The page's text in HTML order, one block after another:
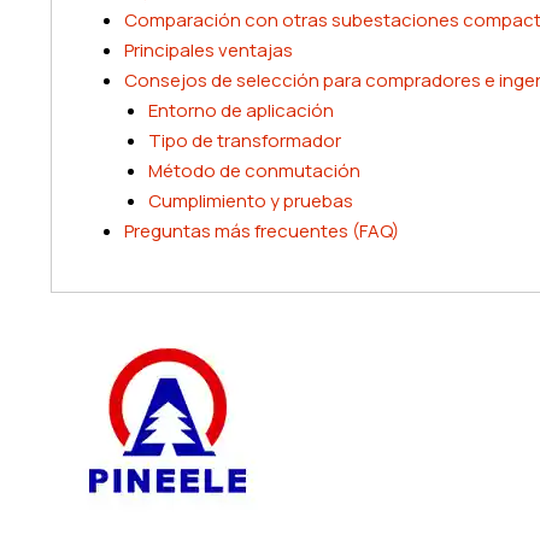
Comparación con otras subestaciones
Principales ventajas
Consejos de selección para compradores e
Entorno de aplicación
Tipo de transformador
Método de conmutación
Cumplimiento y pruebas
Preguntas más frecuentes (FAQ)